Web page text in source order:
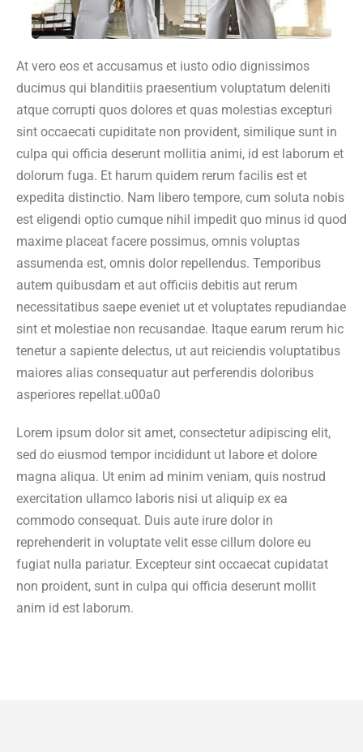
At vero eos et accusamus et iusto odio dignissimos
ducimus qui blanditiis praesentium voluptatum deleniti
atque corrupti quos dolores et quas molestias excepturi
sint occaecati cupiditate non provident, similique sunt in
culpa qui officia deserunt mollitia animi, id est laborum et
dolorum fuga. Et harum quidem rerum facilis est et
expedita distinctio. Nam libero tempore, cum soluta nobis
est eligendi optio cumque nihil impedit quo minus id quod
maxime placeat facere possimus, omnis voluptas
assumenda est, omnis dolor repellendus. Temporibus
autem quibusdam et aut officiis debitis aut rerum
necessitatibus saepe eveniet ut et voluptates repudiandae
sint et molestiae non recusandae. Itaque earum rerum hic
tenetur a sapiente delectus, ut aut reiciendis voluptatibus
maiores alias consequatur aut perferendis doloribus
asperiores repellat.u00a0
Lorem ipsum dolor sit amet, consectetur adipiscing elit,
sed do eiusmod tempor incididunt ut labore et dolore
magna aliqua. Ut enim ad minim veniam, quis nostrud
exercitation ullamco laboris nisi ut aliquip ex ea
commodo consequat. Duis aute irure dolor in
reprehenderit in voluptate velit esse cillum dolore eu
fugiat nulla pariatur. Excepteur sint occaecat cupidatat
non proident, sunt in culpa qui officia deserunt mollit
anim id est laborum.